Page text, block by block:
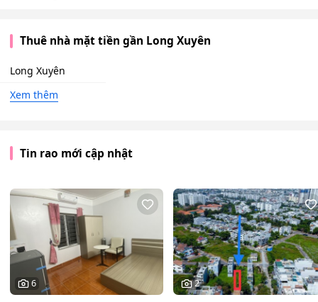
Thuê nhà mặt tiền gần Long Xuyên
Long Xuyên
Xem thêm
Tin rao mới cập nhật
6 2